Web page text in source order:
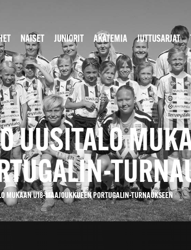
NAISET JUNIORIT AKATEMIA JUTTUSARJAT
UUSITALO
MUKAAN U18-MAAJOUKKUEEN PORTUGALIN-TURNAUKSEEN